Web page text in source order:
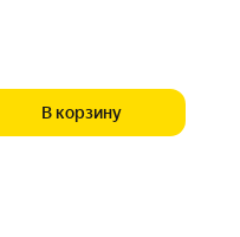
В корзину